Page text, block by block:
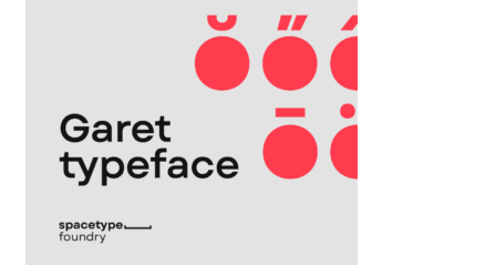
George Triantafyllakos
Gluk Fonts [Grzegorz Luk]